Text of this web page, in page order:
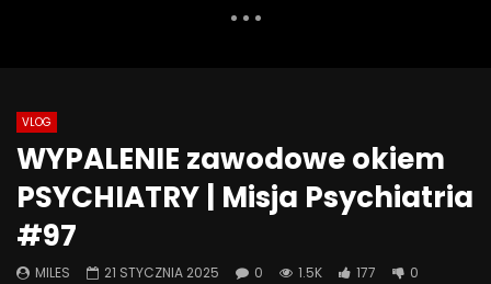
Jak odstawić LEKI? Ostatnia wizyta
– kiedy przestać chodzić do
psychiatry? | Misja Psychiatria
#138
4 LISTOPADA 2025
Jak psychiatrzy i
SZKODZĄ
Psychiatria #133
0
413
VLOG
WYPALENIE zawodowe okiem
PSYCHIATRY | Misja Psychiatria
#97
MILES 21 STYCZNIA 2025 0 1.5K 177 0